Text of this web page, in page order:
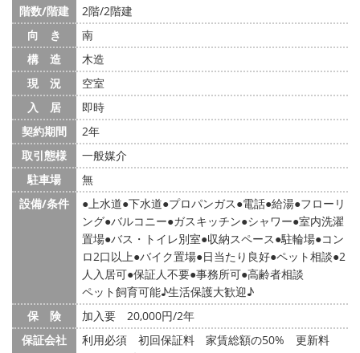
階数/階建
2階/2階建
向 き
南
構 造
木造
現 況
空室
入 居
即時
契約期間
2年
取引態様
一般媒介
駐車場
無
設備/条件
上水道 下水道 プロパンガス 電話 給湯 フローリ
ング バルコニー ガスキッチン シャワー 室内洗濯
置場 バス・トイレ別室 収納スペース 駐輪場 コン
ロ2口以上 バイク置場 日当たり良好 ペット相談 2
人入居可 保証人不要 事務所可 高齢者相談
ペット飼育可能♪生活保護大歓迎♪
保 険
加入要 20,000円/2年
保証会社
利用必須 初回保証料 家賃総額の50% 更新料